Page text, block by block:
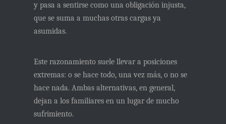
y pasa a sentirse como una obligación injusta,
que se suma a muchas otras cargas ya
asumidas.
Este razonamiento suele llevar a posiciones
extremas: o se hace todo, una vez más, o no se
hace nada. Ambas alternativas, en general,
dejan a los familiares en un lugar de mucho
sufrimiento.